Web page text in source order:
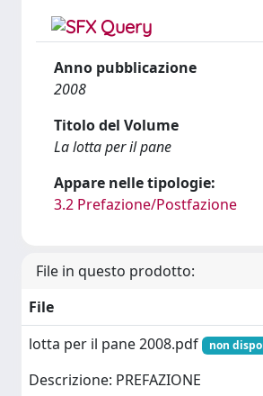
Anno pubblicazione
2008
Titolo del Volume
La lotta per il pane
Appare nelle tipologie:
3.2 Prefazione/Postfazione
File in questo prodotto:
File
lotta per il pane 2008.pdf
non
Descrizione: PREFAZIONE